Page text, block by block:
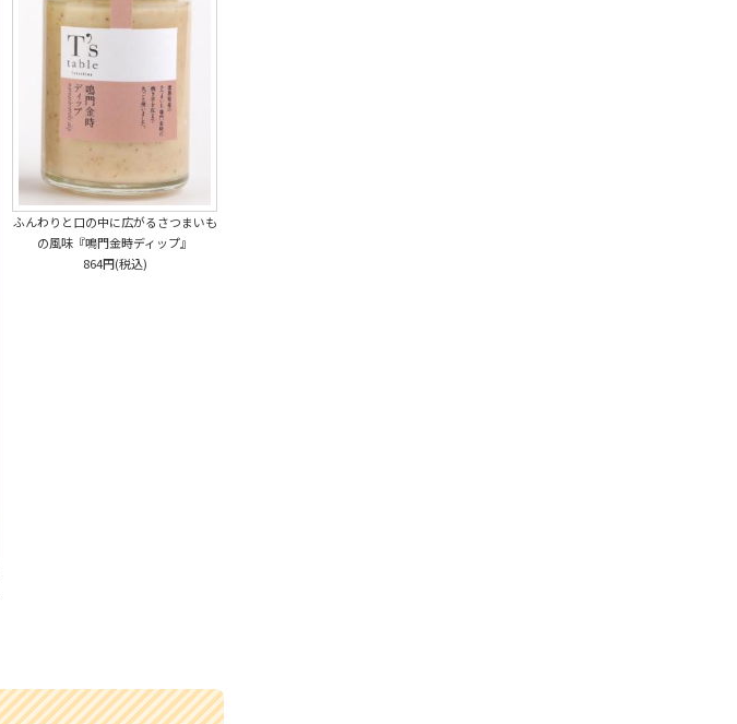
ふんわりと口の中に広がるさつまいも
の風味『鳴門金時ディップ』
864円(税込)